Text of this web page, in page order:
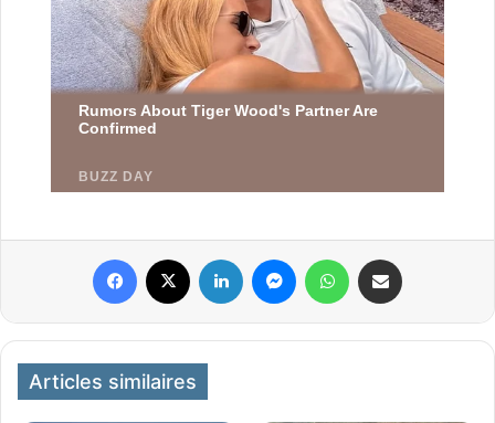
Articles similaires